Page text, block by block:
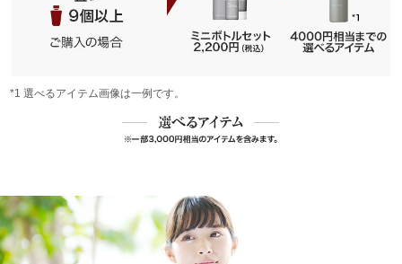
*1 選べるアイテム画像は一例です。